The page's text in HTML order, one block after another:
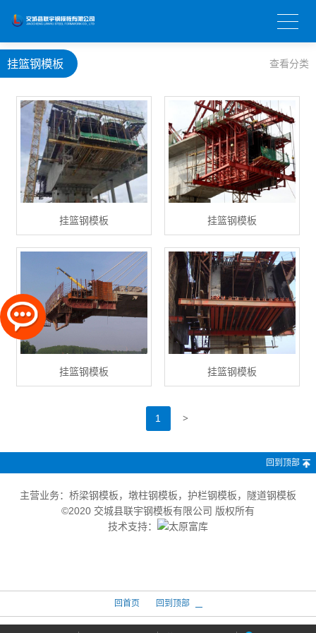
挂篮钢模板 查看分类
挂篮钢模板 挂篮钢模板
挂篮钢模板 挂篮钢模板
1 >
回到顶部
主营业务：桥梁钢模板，墩柱钢模板，护栏钢模板，隧道钢模板
©2020 交城县联宇钢模板有限公司 版权所有
技术支持：
回首页 回到顶部